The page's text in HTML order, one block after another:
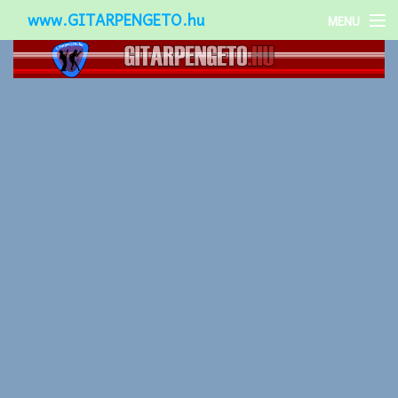
www.GITARPENGETO.hu MENU
Népszerű-